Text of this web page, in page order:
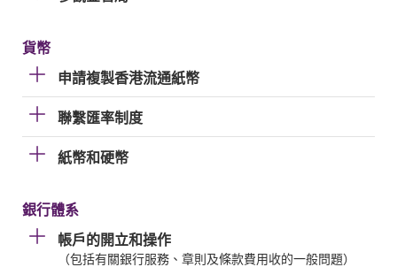
貨幣
申請複製香港流通紙幣
聯繫匯率制度
紙幣和硬幣
銀行體系
帳戶的開立和操作
（包括有關銀行服務、章則及條款費用收的一般問題）